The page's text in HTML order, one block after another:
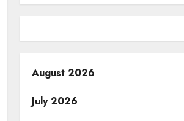
August 2026
July 2026